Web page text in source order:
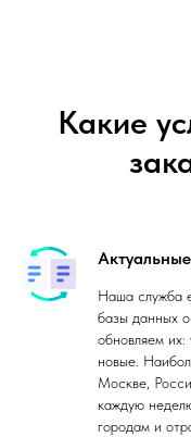
Какие
Наша служба
базы данных
обновляем
новые.
Москве,
каждую
городам и